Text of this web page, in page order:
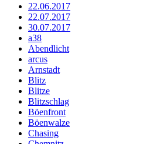
22.06.2017
22.07.2017
30.07.2017
a38
Abendlicht
arcus
Arnstadt
Blitz
Blitze
Blitzschlag
Böenfront
Böenwalze
Chasing